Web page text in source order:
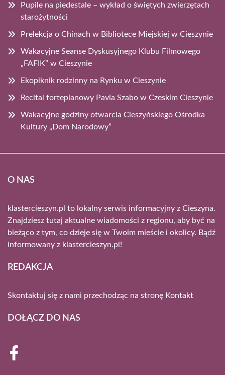
Pupile na piedestale – wykład o świętych zwierzętach
starożytności
Prelekcja o Chinach w Bibliotece Miejskiej w Cieszynie
Wakacyjne Seanse Dyskusyjnego Klubu Filmowego
„FAFIK” w Cieszynie
Ekopiknik rodzinny na Rynku w Cieszynie
Recital fortepianowy Pavla Szabo w Czeskim Cieszynie
Wakacyjne godziny otwarcia Cieszyńskiego Ośrodka
Kultury „Dom Narodowy”
O NAS
klastercieszyn.pl to lokalny serwis informacyjny z Cieszyna.
Znajdziesz tutaj aktualne wiadomości z regionu, aby być na
bieżąco z tym, co dzieje się w Twoim mieście i okolicy. Bądź
informowany z klastercieszyn.pl!
REDAKCJA
Skontaktuj się z nami przechodząc na stronę Kontakt
DOŁĄCZ DO NAS